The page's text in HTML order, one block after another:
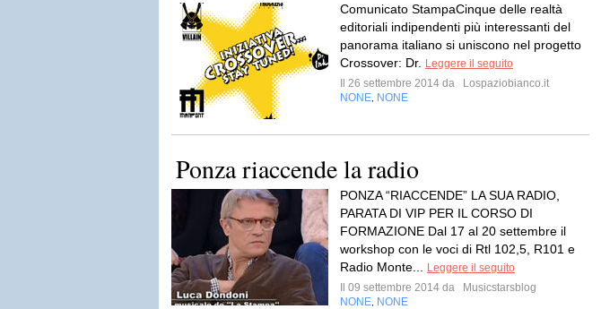
Comunicato StampaCinque delle realtà
editoriali indipendenti più interessanti del
panorama italiano si uniscono nel progetto
Crossover: Dr.
Leggere il seguito
Il 26 settembre 2014 da
Lospaziobianco.it
NONE NONE
Ponza riaccende la radio
PONZA “RIACCENDE” LA SUA RADIO,
PARATA DI VIP PER IL CORSO DI
FORMAZIONE Dal 17 al 20 settembre il
workshop con le voci di Rtl 102,5, R101 e
Radio Monte...
Leggere il seguito
Il 09 settembre 2014 da
Musicstarsblog
NONE NONE